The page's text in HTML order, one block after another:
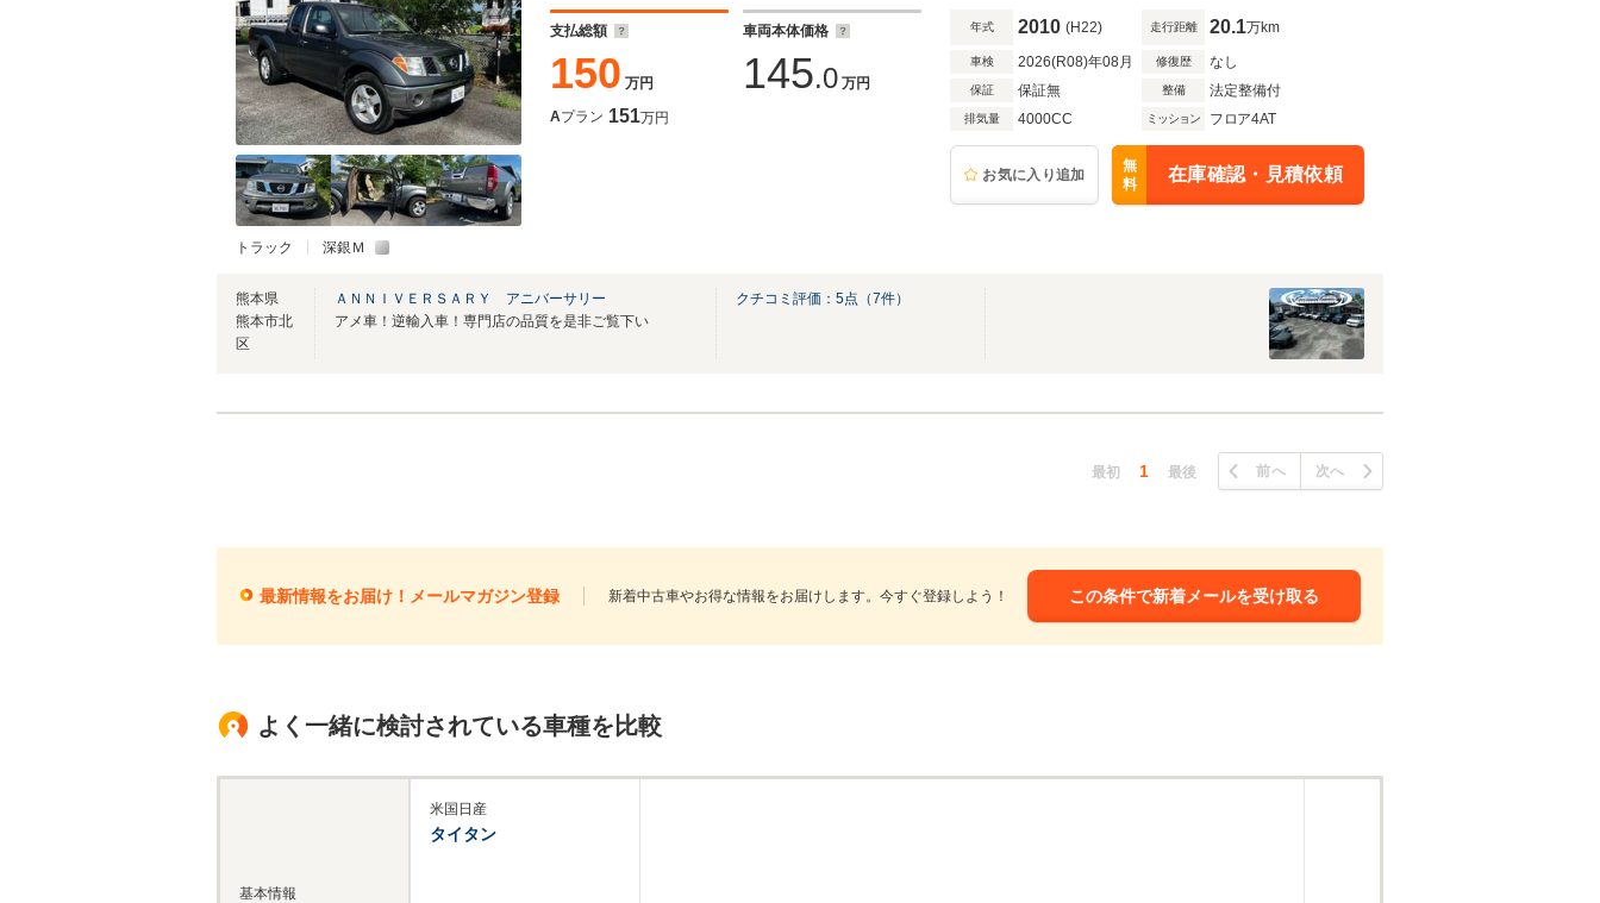
トラック 深銀Ｍ
支払総額
150 万円
車両本体価格
145.0 万円
Aプラン 151万円
年式 2010 (H22) 走行距離 20.1万km
車検 2026(R08)年08月 修復歴 なし
保証 保証無 整備 法定整備付
排気量 4000CC ミッション フロア4AT
お気に入り追加
無
料
在庫確認・見積依頼
熊本県
熊本市北
区
ＡＮＮＩＶＥＲＳＡＲＹ アニバーサリー
アメ車！逆輸入車！専門店の品質を是非ご覧下い
クチコミ評価： 5点（7件）
最初 1 最後 前へ 次へ
最新情報をお届け！メールマガジン登録 新着中古車やお得な情報をお届けします。今すぐ登録しよう！ この条件で新着メールを受け取る
よく一緒に検討されている車種を比較
基本情報
米国日産
タイタン